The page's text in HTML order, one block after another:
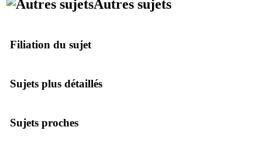
Autres sujets
Filiation du sujet
Sujets plus détaillés
Sujets proches